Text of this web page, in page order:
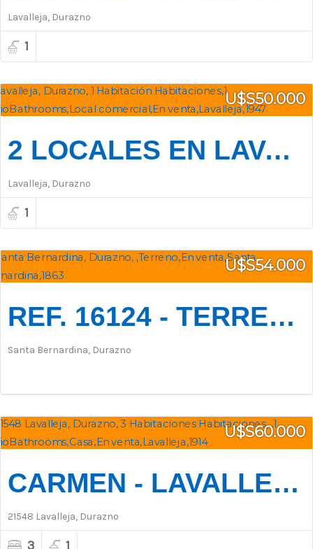
Lavalleja, Durazno
1
2 LOCALES EN LAVALLEJA CASI ARTIGAS
Lavalleja, Durazno
1
U$S50.000
REF. 16124 - TERRENO EN "CAMPO ALTO", BARRIO JARDÍN EN STA. BERNARDI
Santa Bernardina, Durazno
U$S54.000
CARMEN - LAVALLEJA 21548 A MEDIA CUADRA DEL PARQUE FRANCISCO DAVANT.
21548 Lavalleja, Durazno
3 1
U$S60.000